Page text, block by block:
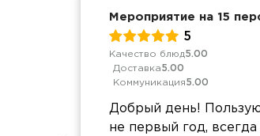
Мероприятие на 15
5
Качество блюд5.00
Доставка5.00
Коммуникация5.00
Добрый день!
не первый год, всегда